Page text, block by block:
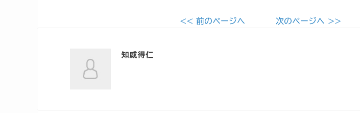
<< 前のページへ 次のページへ >>
知威得仁